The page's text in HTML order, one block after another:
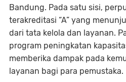
Bandung. Pada satu sisi,
terakreditasi “A” yang
dari tata kelola dan layanan.
program peningkatan
memberika dampak pada
layanan bagi para pemustaka.